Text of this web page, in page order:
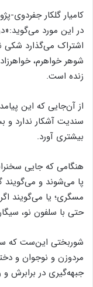
کامیار گلکار جفردوی-
در این مورد
اشتراک می‌گذارد شکی
شوهر خواهرم،
زنده است.
از آن‌جایی که این
سندیت آشکار ندارد و
بیشتری آورد.
هنگامی که جایی
پا می‌شوند و می‌گویند
مسگری؛ یا می‌گویند
حتی با سلفون نو،
شوربختی این‌ست که
مردوزن و نوجوان و
جبهه‌گیری در برابرش